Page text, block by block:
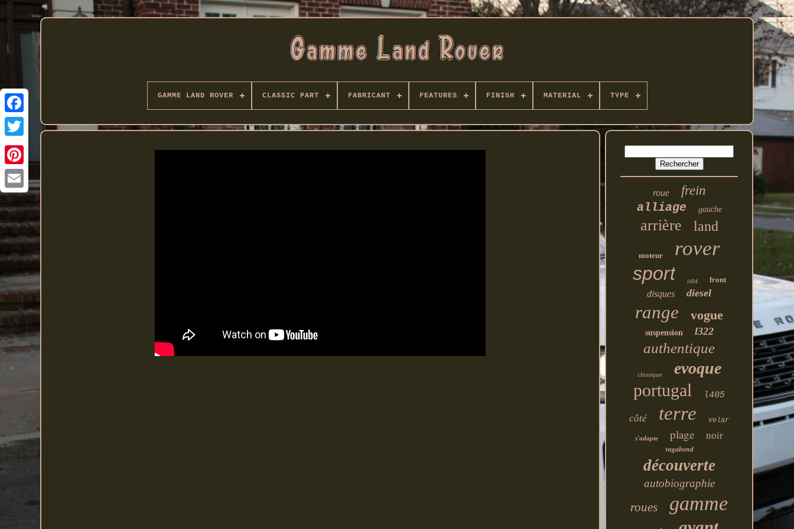
Twitter
GAMME LAND ROVER CLASSIC PART FABRICANT FEATURES FINISH MATERIAL TYPE
roue frein
alliage gauche
arrière land
moteur rover
sport l494 front
disques diesel
range vogue
suspension l322
authentique
classique evoque
portugal l405
côté terre velar
s'adapte plage noir
vagabond
découverte
autobiographie
roues gamme